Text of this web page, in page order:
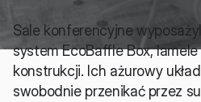
Sale konferencyjne
system EcoBaffle Box, lamele
konstrukcji. Ich ażurowy
swobodnie przenikać przez